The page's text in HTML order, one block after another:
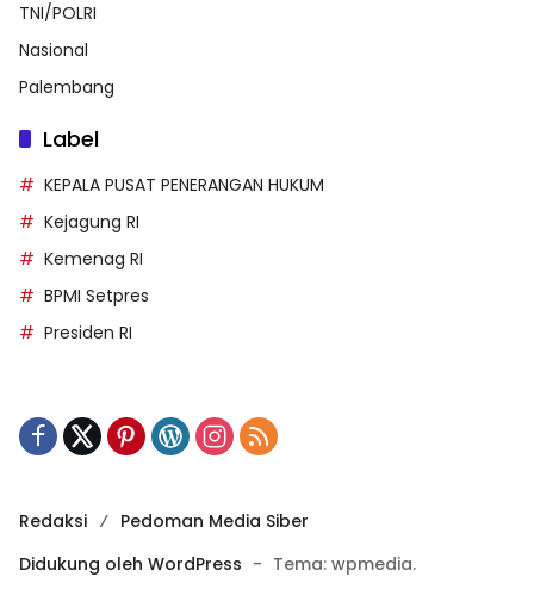
TNI/POLRI
Nasional
Palembang
Label
KEPALA PUSAT PENERANGAN HUKUM
Kejagung RI
Kemenag RI
BPMI Setpres
Presiden RI
Redaksi
Pedoman Media Siber
Didukung oleh WordPress - Tema: wpmedia.